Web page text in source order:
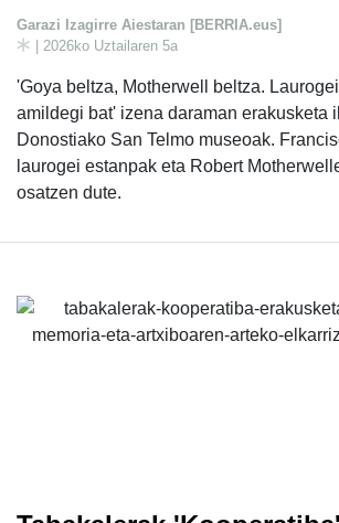
Garazi Izagirre Aiestaran [BERRIA.eus]
| 2026ko Uztailaren 5a
'Goya beltza, Motherwell beltza.
amildegi bat' izena daraman erakusketa
Donostiako San Telmo museoak.
laurogei estanpak eta Robert
osatzen dute.